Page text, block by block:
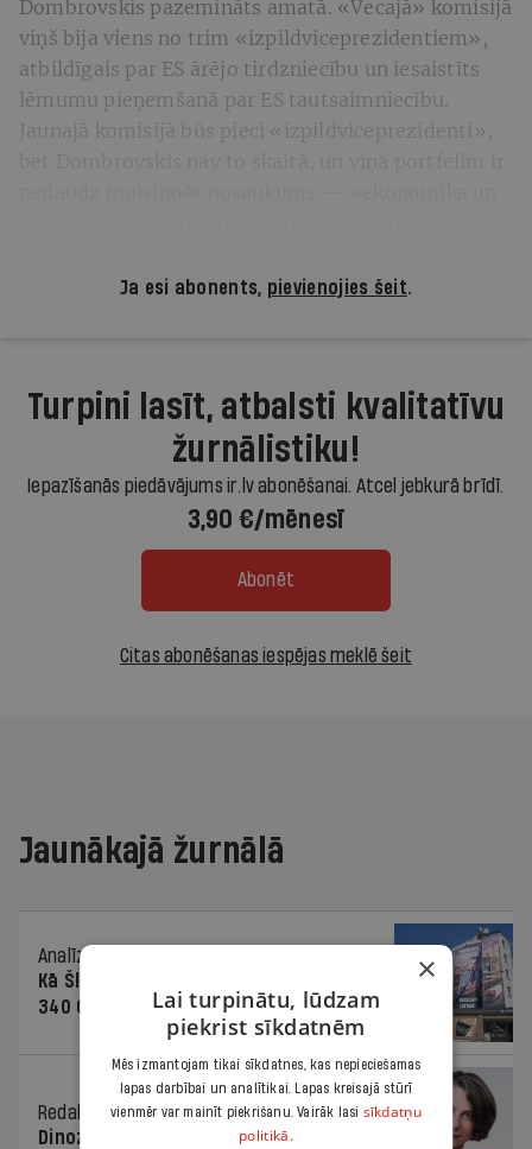
Dombrovskis pazemināts amatā. «Vecajā» komisijā
viņš bija viens no trim «izpildviceprezidentiem»,
atbildīgais par ES ārējo tirdzniecību un iesaistīts
lēmumu pieņemšanā par ES tautsaimniecību.
Jaunajā komisijā būs pieci «izpildviceprezidenti»,
Ja esi abonents, pievienojies šeit.
Turpini lasīt, atbalsti kvalitatīvu
žurnālistiku!
Iepazīšanās piedāvājums ir.lv abonēšanai. Atcel jebkurā brīdī.
3,90 €/mēnesī
Abonēt
Citas abonēšanas iespējas meklē šeit
Jaunākajā žurnālā
Analīze
Kā Šlesera partija palika nesodīta par
340 000 vērtu reklāmas kampaņu
Redaktores sleja 06.08.2026.
Dinozaura triks
×
Lai turpinātu, lūdzam
piekrist sīkdatnēm
Mēs izmantojam tikai sīkdatnes, kas nepieciešamas
lapas darbībai un analītikai. Lapas kreisajā stūrī
vienmēr var mainīt piekrišanu. Vairāk lasi sīkdatņu
politikā.